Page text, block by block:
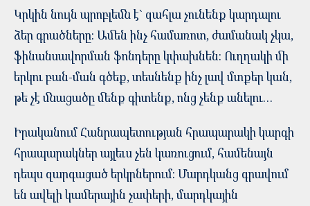
Կրկին նույն պրոբլեմն է` զահլա չունենք կարդալու
ձեր գրածները: Ամեն ինչ համառոտ, ժամանակ չկա,
ֆինանսավորման ֆոնդերը կփախնեն: Ուղղակի մի
երկու բան-ման գծեք, տեսնենք ինչ լավ մտքեր կան,
թե չէ մնացածը մենք գիտենք, ոնց չենք անելու…
Իրականում Հանրապետության հրապարակի կարգի
հրապարակներ այլեւս չեն կառուցում, համենայն
դեպս զարգացած երկրներում: Մարդկանց գրավում
են ավելի կամերային չափերի, մարդկային